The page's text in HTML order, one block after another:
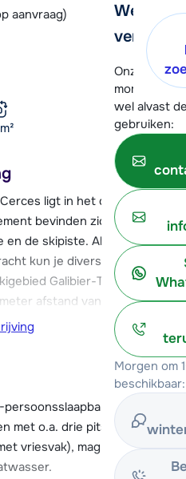
We
verder!
Onze
moment
wel alvast
gebruiken:
Morgen om
beschikbaar:
aanvraag)
m²
ligt in het dorp Valloire.
bevinden zich de
en de skipiste. Als de
kun je diverse kanten op
Galibier-Thabor. Een
afstand van het
aan winkels, bars en
sportcentrum met
Op slechts 210 meter
je al een sportwinkel,
televisie,
met o.a. drie pits
vriesvak), magnetron, oven,